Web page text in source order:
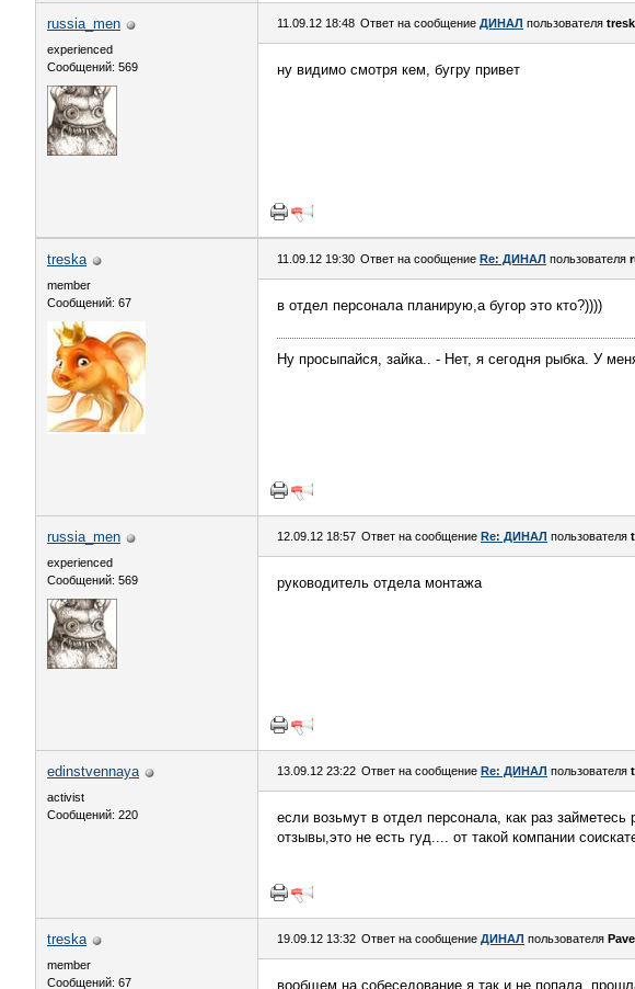
russia_men
experienced
Сообщений: 569
11.09.12 18:48 Ответ на сообщение ДИНАЛ пользователя
ну видимо смотря кем, бугру привет
treska
member
Сообщений: 67
11.09.12 19:30 Ответ на сообщение Re: ДИНАЛ пользователя
в отдел персонала планирую,а бугор это кто?))))
Ну просыпайся, зайка.. - Нет, я сегодня рыбка. У
russia_men
experienced
Сообщений: 569
12.09.12 18:57 Ответ на сообщение Re: ДИНАЛ пользователя
руководитель отдела монтажа
edinstvennaya
activist
Сообщений: 220
13.09.12 23:22 Ответ на сообщение Re: ДИНАЛ пользователя
если возьмут в отдел персонала, как раз
отзывы,это не есть гуд.... от такой компании
treska
member
Сообщений: 67
19.09.12 13:32 Ответ на сообщение ДИНАЛ пользователя
вообщем на собеседование я так и не попала,